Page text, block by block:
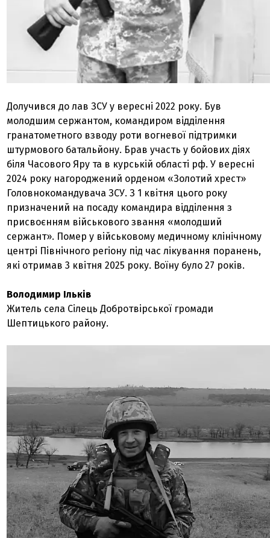
Долучився до лав ЗСУ у вересні 2022 року. Був
молодшим сержантом, командиром відділення
гранатометного взводу роти вогневої підтримки
штурмового батальйону. Брав участь у бойових діях
біля Часового Яру та в курській області рф. У вересні
2024 року нагороджений орденом «Золотий хрест»
Головнокомандувача ЗСУ. З 1 квітня цього року
призначений на посаду командира відділення з
присвоєнням військового звання «молодший
сержант». Помер у військовому медичному клінічному
центрі Північного регіону під час лікування поранень,
які отримав 3 квітня 2025 року. Воїну було 27 років.
Володимир Ільків
Житель села Сілець Добротвірської громади
Шептицького району.